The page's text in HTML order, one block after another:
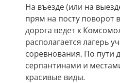
На въезде (или на
прям на посту поворот
дорога ведет к
располагается лагерь
соревнования. По пути
серпантинами и
красивые виды.